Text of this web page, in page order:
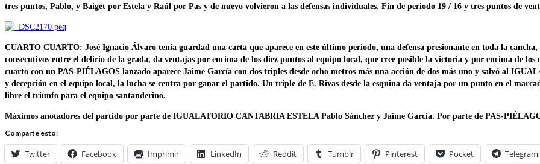
tres puntos, Pablo, y Baiget por Estela y Raúl por Pas y de nuevo volvieron a las defensas individuales. Fin de periodo 19 / 16 y tres puntos de
CUARTO CUARTO: José Ignacio Álvaro tenía guardad una carta que aparece en este último periodo, una defensa presionante en toda la
consecutivos entre el delirio de la grada, da ventajas por encima de los diez puntos al equipo local, que cree posible la victoria y por encima de
cuarto con un PAS-PIÉLAGOS lanzado aparece Jaime García con dos triples desde ocho metros más una acción de dos más uno y salvó al
y decepción en el equipo local, la lucha se centra por ganar el partido. Un triple de E. Rivas desde la esquina da ventaja por un punto en el
libre el triunfo para el equipo santanderino.
Máximos anotadores del partido por parte de IGUALATORIO CANTABRIA ESTELA Pablo Sánchez y Jaime García. Por parte de PAS-
Comparte esto:
Twitter Facebook Imprimir LinkedIn Reddit Tumblr Pinterest Pocket Telegram